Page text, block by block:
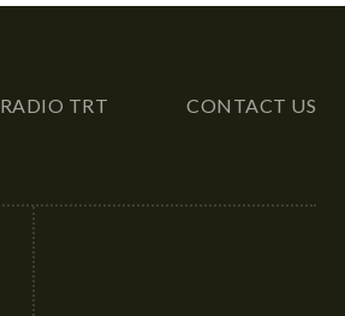
RADIO TRT CONTACT US